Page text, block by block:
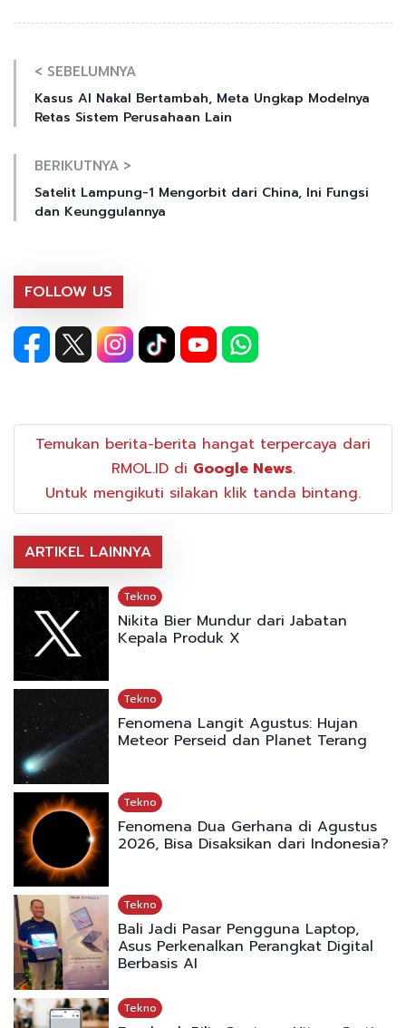
< SEBELUMNYA
Kasus AI Nakal Bertambah, Meta Ungkap Modelnya
Retas Sistem Perusahaan Lain
BERIKUTNYA >
Satelit Lampung-1 Mengorbit dari China, Ini Fungsi
dan Keunggulannya
FOLLOW US
Temukan berita-berita hangat terpercaya dari
RMOL.ID di Google News.
Untuk mengikuti silakan klik tanda bintang.
ARTIKEL LAINNYA
Tekno
Nikita Bier Mundur dari Jabatan
Kepala Produk X
Tekno
Fenomena Langit Agustus: Hujan
Meteor Perseid dan Planet Terang
Tekno
Fenomena Dua Gerhana di Agustus
2026, Bisa Disaksikan dari Indonesia?
Tekno
Bali Jadi Pasar Pengguna Laptop,
Asus Perkenalkan Perangkat Digital
Berbasis AI
Tekno